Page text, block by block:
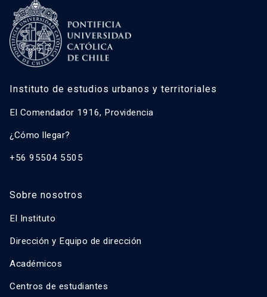
Instituto de estudios urbanos y territoriales
El Comendador 1916, Providencia
¿Cómo llegar?
+56 95504 5505
Sobre nosotros
El Instituto
Dirección y Equipo de dirección
Académicos
Centros de estudiantes